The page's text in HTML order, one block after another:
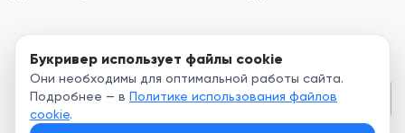
Букривер использует файлы cookie
Они необходимы для оптимальной работы сайта.
Подробнее — в Политике использования файлов
cookie.
Глава 2